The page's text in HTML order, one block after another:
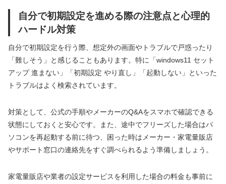
自分で初期設定を進める際の注意点と心理的
ハードル対策
自分で初期設定を行う際、想定外の画面やトラブルで戸惑ったり
「難しそう」と感じることもあります。特に「windows11 セット
アップ 進まない」「初期設定 やり直し」「起動しない」といった
トラブルはよく検索されています。
対策として、公式の手順やメーカーのQ&Aをスマホで確認できる
状態にしておくと安心です。また、途中でフリーズした場合はパ
ソコンを再起動する前に待つ、困った時はメーカー・家電量販店
やサポート窓口の連絡先をすぐ調べられるよう準備しましょう。
家電量販店や業者の設定サービスを利用した場合の料金も事前に